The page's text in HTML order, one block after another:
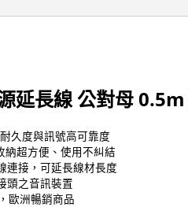
延長線 公對母
久度與訊號高可靠度
超方便、使用不糾結
接，可延長線材長度
之音訊裝置
歐洲暢銷商品